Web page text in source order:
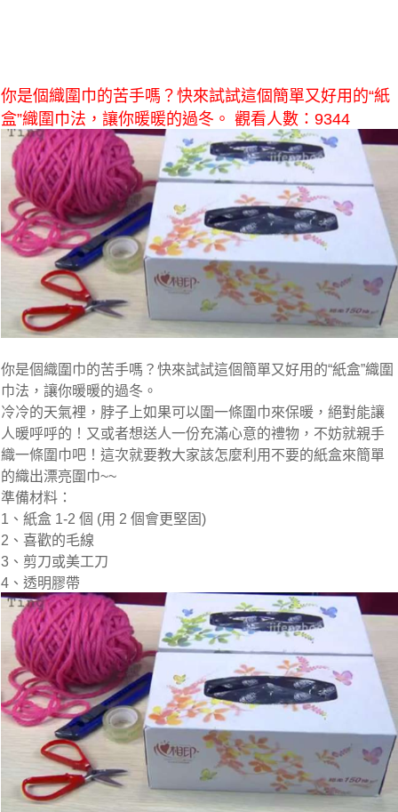
你是個織圍巾的苦手嗎？快來試試這個簡單又好用的“紙
盒”織圍巾法，讓你暖暖的過冬。 觀看人數：9344
你是個織圍巾的苦手嗎？快來試試這個簡單又好用的“紙盒”織圍
巾法，讓你暖暖的過冬。
冷冷的天氣裡，脖子上如果可以圍一條圍巾來保暖，絕對能讓
人暖呼呼的！又或者想送人一份充滿心意的禮物，不妨就親手
織一條圍巾吧！這次就要教大家該怎麼利用不要的紙盒來簡單
的織出漂亮圍巾~~
準備材料：
1、紙盒 1-2 個 (用 2 個會更堅固)
2、喜歡的毛線
3、剪刀或美工刀
4、透明膠帶